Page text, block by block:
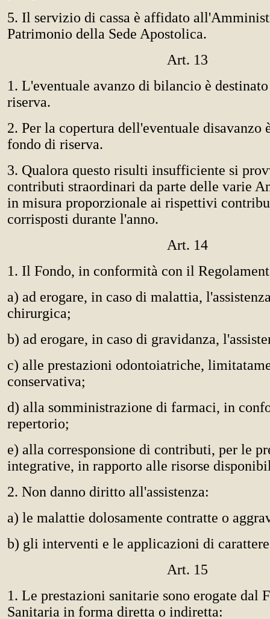
5. Il servizio di cassa è affidato
Patrimonio della Sede Apostolica.
Art. 13
1. L'eventuale avanzo di bilancio è
riserva.
2. Per la copertura dell'eventuale
fondo di riserva.
3. Qualora questo risulti insufficiente si
contributi straordinari da parte delle varie
in misura proporzionale ai rispettivi
corrisposti durante l'anno.
Art. 14
1. Il Fondo, in conformità con il
a) ad erogare, in caso di malattia,
chirurgica;
b) ad erogare, in caso di gravidanza,
c) alle prestazioni odontoiatriche,
conservativa;
d) alla somministrazione di farmaci, in
repertorio;
e) alla corresponsione di contributi, per le
integrative, in rapporto alle risorse
2. Non danno diritto all'assistenza:
a) le malattie dolosamente contratte o
b) gli interventi e le applicazioni di
Art. 15
1. Le prestazioni sanitarie sono erogate dal
Sanitaria in forma diretta o indiretta: